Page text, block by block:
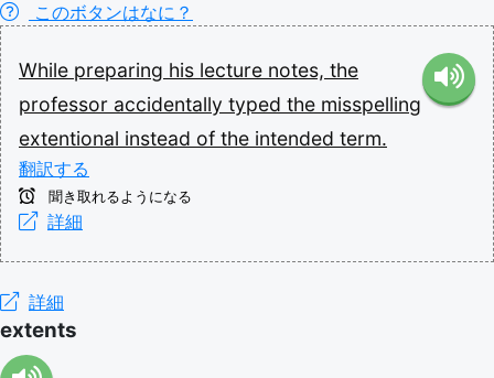
このボタンはなに？
While preparing his lecture notes, the
professor accidentally typed the misspelling
extentional instead of the intended term.
翻訳する
聞き取れるようになる
詳細
詳細
extents